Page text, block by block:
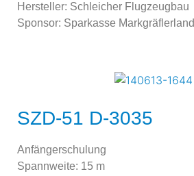
Hersteller: Schleicher Flugzeugbau
Sponsor: Sparkasse Markgräflerland
SZD-51 D-3035
Anfängerschulung
Spannweite: 15 m